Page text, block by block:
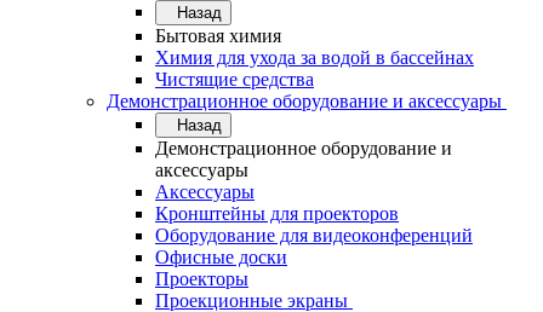
Назад
Бытовая химия
Химия для ухода за водой в бассейнах
Чистящие средства
Демонстрационное оборудование и аксессуары
Назад
Демонстрационное оборудование и
аксессуары
Аксессуары
Кронштейны для проекторов
Оборудование для видеоконференций
Офисные доски
Проекторы
Проекционные экраны